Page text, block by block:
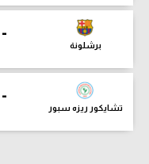
-
برشلونة
-
تشايكور ريزه سبور